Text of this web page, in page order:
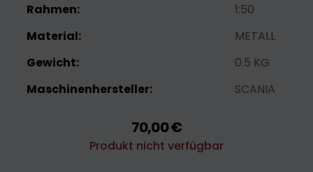
Rahmen:
1:50
Material:
METALL
Gewicht:
0.5 KG
Maschinenhersteller:
SCANIA
70,00 €
Produkt nicht verfügbar